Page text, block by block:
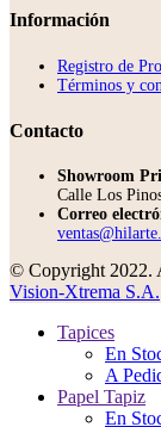
Información
Registro de
Términos y
Contacto
Showroom
Calle Los
Correo
© Copyright 2022.
Vision-Xtrema S.A.
Tapices
En
A
Papel Tapiz
En